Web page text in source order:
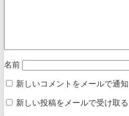
名前
新しいコメントをメールで通知
新しい投稿をメールで受け取る